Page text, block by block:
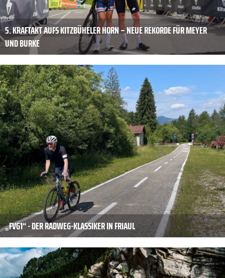
5. KRAFTAKT AUFS KITZBÜHELER HORN – NEUE REKORDE FÜR MEYER
UND BURKE
„FVG1“ - DER RADWEG-KLASSIKER IN FRIAUL